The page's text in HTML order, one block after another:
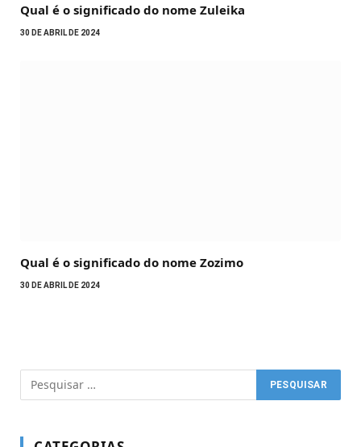
Qual é o significado do nome Zuleika
30 DE ABRIL DE 2024
Qual é o significado do nome Zozimo
30 DE ABRIL DE 2024